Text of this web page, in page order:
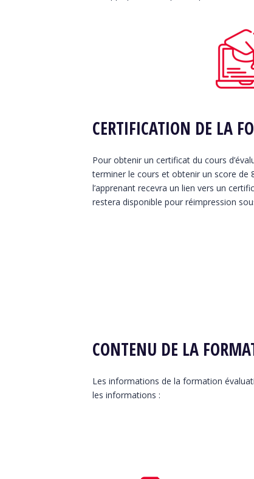
CERTIFICATION DE LA
Pour obtenir un certificat du cours
terminer le cours et obtenir un score de
l’apprenant recevra un lien vers un
restera disponible pour réimpression
CONTENU DE LA
Les informations de la formation
les informations :